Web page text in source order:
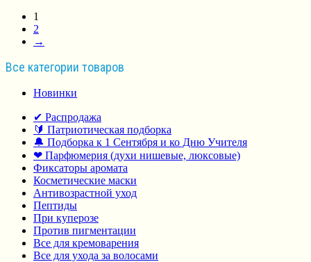
1
2
→
Все категории товаров
Новинки
✔ Распродажа
🔰 Патриотическая подборка
🔔 Подборка к 1 Сентября и ко Дню Учителя
❤ Парфюмерия (духи нишевые, люксовые)
Фиксаторы аромата
Косметические маски
Антивозрастной уход
Пептиды
При куперозе
Против пигментации
Все для кремоварения
Все для ухода за волосами